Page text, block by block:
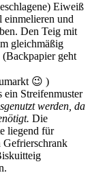
Eiweiß
einmelieren und
Den Teig mit
gleichmäßig
(Backpapier geht
😉 )
ein Streifenmuster
werden, da
Die
liegend für
Gefrierschrank